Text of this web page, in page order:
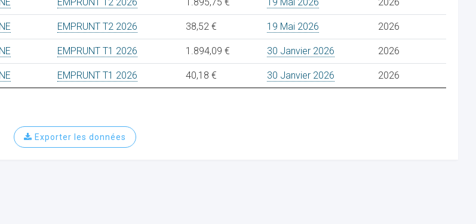
EMPRUNT T2 2026 38,52 € 19 Mai 2026 2026
EMPRUNT T1 2026 1.894,09 € 30 Janvier 2026 2026
EMPRUNT T1 2026 40,18 € 30 Janvier 2026 2026
Exporter les données